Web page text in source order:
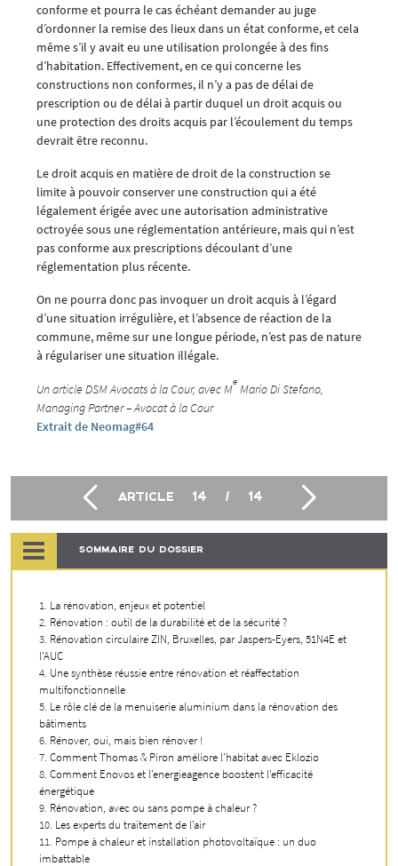
conforme et pourra le cas échéant demander au juge
d’ordonner la remise des lieux dans un état conforme, et cela
même s’il y avait eu une utilisation prolongée à des fins
d’habitation. Effectivement, en ce qui concerne les
constructions non conformes, il n’y a pas de délai de
prescription ou de délai à partir duquel un droit acquis ou
une protection des droits acquis par l’écoulement du temps
devrait être reconnu.
Le droit acquis en matière de droit de la construction se
limite à pouvoir conserver une construction qui a été
légalement érigée avec une autorisation administrative
octroyée sous une réglementation antérieure, mais qui n’est
pas conforme aux prescriptions découlant d’une
réglementation plus récente.
On ne pourra donc pas invoquer un droit acquis à l’égard
d’une situation irrégulière, et l’absence de réaction de la
commune, même sur une longue période, n’est pas de nature
à régulariser une situation illégale.
Un article DSM Avocats à la Cour, avec Me Mario Di Stefano,
Managing Partner – Avocat à la Cour
Extrait de Neomag#64
ARTICLE 14 / 14
SOMMAIRE DU DOSSIER
La rénovation, enjeux et potentiel
Rénovation : outil de la durabilité et de la sécurité ?
Rénovation circulaire ZIN, Bruxelles, par Jaspers-Eyers, 51N4E et
l’AUC
Une synthèse réussie entre rénovation et réaffectation
multifonctionnelle
Le rôle clé de la menuiserie aluminium dans la rénovation des
bâtiments
Rénover, oui, mais bien rénover !
Comment Thomas & Piron améliore l’habitat avec Eklozio
Comment Enovos et l’energieagence boostent l’efficacité
énergétique
Rénovation, avec ou sans pompe à chaleur ?
Les experts du traitement de l’air
Pompe à chaleur et installation photovoltaïque : un duo
imbattable